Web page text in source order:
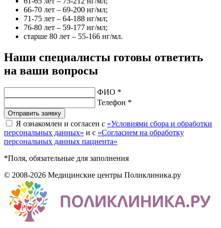
66-70 лет – 69-200 нг/мл;
71-75 лет – 64-188 нг/мл;
76-80 лет – 59-177 нг/мл;
старше 80 лет – 55-166 нг/мл.
Наши специалисты готовы ответить
на ваши вопросы
ФИО *
Телефон *
Отправить заявку
Я ознакомлен и согласен с «Условиями сбора и обработки
персональных данных» и с «Согласием на обработку
персональных данных пациента»
*Поля, обязательные для заполнения
© 2008-2026 Медицинские центры Поликлиника.ру